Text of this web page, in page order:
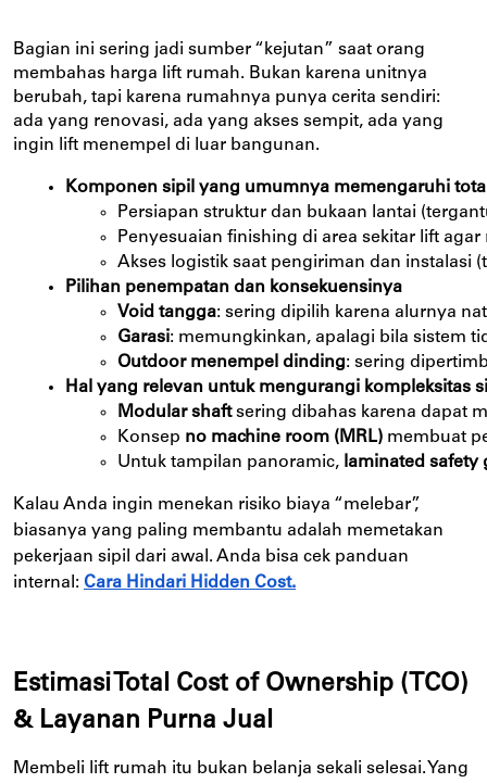
Bagian ini sering jadi sumber “kejutan” saat orang
membahas harga lift rumah. Bukan karena unitnya
berubah, tapi karena rumahnya punya cerita sendiri:
ada yang renovasi, ada yang akses sempit, ada yang
ingin lift menempel di luar bangunan.
Komponen sipil yang umumnya memengaruhi
Persiapan struktur dan bukaan lantai
Penyesuaian finishing di area sekitar lift agar
Akses logistik saat pengiriman dan instalasi
Pilihan penempatan dan konsekuensinya
Void tangga: sering dipilih karena alurnya
Garasi: memungkinkan, apalagi bila sistem
Outdoor menempel dinding: sering
Hal yang relevan untuk mengurangi kompleksitas
Modular shaft sering dibahas karena dapat
Konsep no machine room (MRL) membuat
Untuk tampilan panoramic, laminated safety
Kalau Anda ingin menekan risiko biaya “melebar”,
biasanya yang paling membantu adalah memetakan
pekerjaan sipil dari awal. Anda bisa cek panduan
internal: Cara Hindari Hidden Cost.
Estimasi Total Cost of Ownership (TCO)
& Layanan Purna Jual
Membeli lift rumah itu bukan belanja sekali selesai. Yang